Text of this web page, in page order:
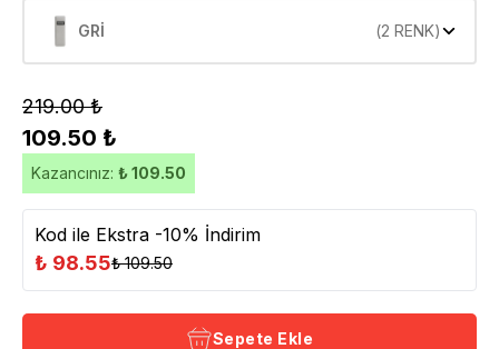
GRİ (2 RENK)
219.00 ₺
109.50 ₺
Kazancınız: ₺ 109.50
Kod ile Ekstra -10% İndirim
₺ 98.55₺ 109.50
Sepete Ekle